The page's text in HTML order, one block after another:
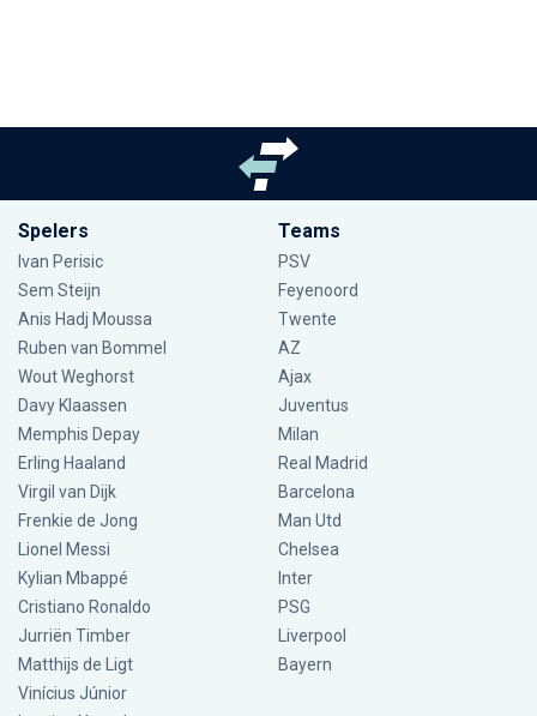
Spelers
Ivan Perisic
Sem Steijn
Anis Hadj Moussa
Ruben van Bommel
Wout Weghorst
Davy Klaassen
Memphis Depay
Erling Haaland
Virgil van Dijk
Frenkie de Jong
Lionel Messi
Kylian Mbappé
Cristiano Ronaldo
Jurriën Timber
Matthijs de Ligt
Vinícius Júnior
Teams
PSV
Feyenoord
Twente
AZ
Ajax
Juventus
Milan
Real Madrid
Barcelona
Man Utd
Chelsea
Inter
PSG
Liverpool
Bayern